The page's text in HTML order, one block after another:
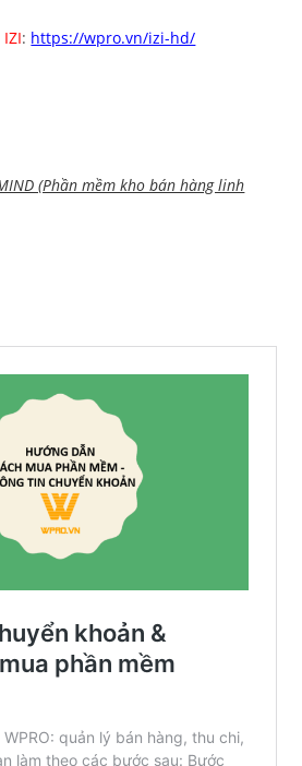
: https://wpro.vn/izi-hd/
(Phần mềm kho bán hàng linh